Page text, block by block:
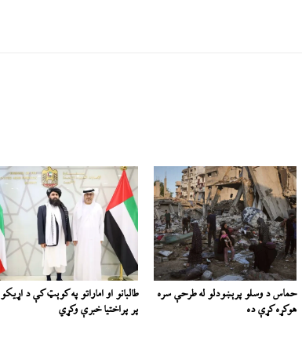
حماس د وسلو پرېښودلو له طرحې سره
هوکړه کړې ده
طالبانو او اماراتو په کوېټ کې د اړیکو
پر پراختیا خبرې وکړي